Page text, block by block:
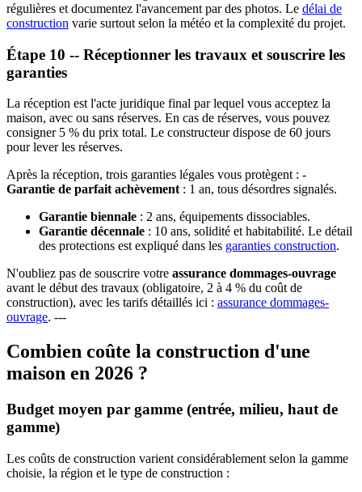
régulières et documentez l'avancement par des photos. Le délai de
construction varie surtout selon la météo et la complexité du projet.
Étape 10 -- Réceptionner les travaux et souscrire les
garanties
La réception est l'acte juridique final par lequel vous acceptez la
maison, avec ou sans réserves. En cas de réserves, vous pouvez
consigner 5 % du prix total. Le constructeur dispose de 60 jours
pour lever les réserves.
Après la réception, trois garanties légales vous protègent : -
Garantie de parfait achèvement : 1 an, tous désordres signalés.
Garantie biennale : 2 ans, équipements dissociables.
Garantie décennale : 10 ans, solidité et habitabilité. Le détail
des protections est expliqué dans les garanties construction.
N'oubliez pas de souscrire votre assurance dommages-ouvrage
avant le début des travaux (obligatoire, 2 à 4 % du coût de
construction), avec les tarifs détaillés ici : assurance dommages-
ouvrage. ---
Combien coûte la construction d'une
maison en 2026 ?
Budget moyen par gamme (entrée, milieu, haut de
gamme)
Les coûts de construction varient considérablement selon la gamme
choisie, la région et le type de construction :